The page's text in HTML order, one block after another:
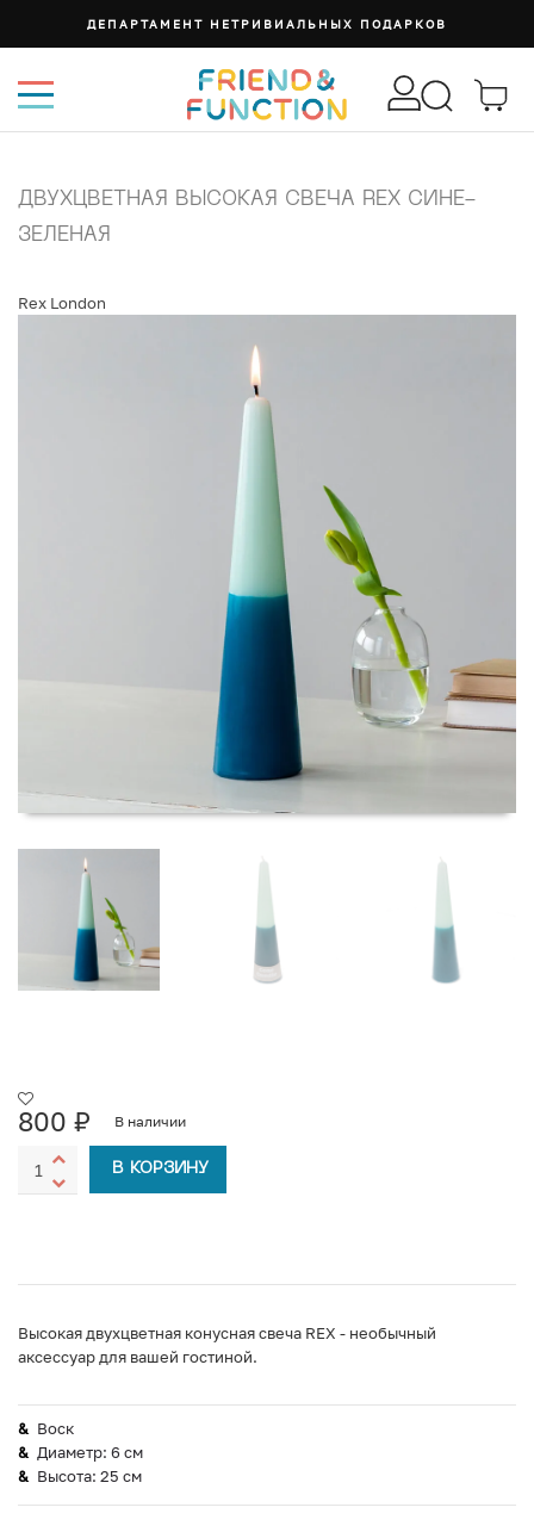
ДЕПАРТАМЕНТ НЕТРИВИАЛЬНЫХ ПОДАРКОВ
ДВУХЦВЕТНАЯ ВЫСОКАЯ СВЕЧА REX СИНЕ-
ЗЕЛЕНАЯ
Rex London
800 ₽ В наличии
В КОРЗИНУ
Высокая двухцветная конусная свеча REX - необычный
аксессуар для вашей гостиной.
Воск
Диаметр: 6 см
Высота: 25 см